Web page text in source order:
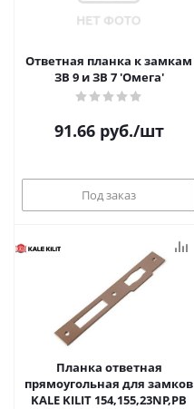
Ответная планка к замкам
ЗВ 9 и ЗВ 7 'Омега'
91.66руб./шт
Под заказ
Планка ответная
прямоугольная для замков
KALE KILIT 154,155,23NP,PB